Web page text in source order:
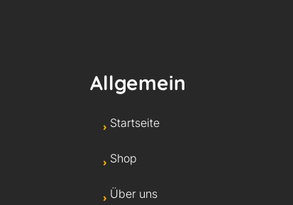
Allgemein
Startseite
Shop
Über uns